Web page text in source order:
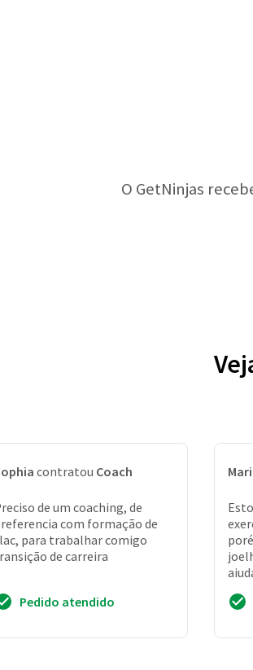
O GetNinjas
contratou Coach
de um coaching, de
com formação de
para trabalhar comigo
de carreira
Pedido atendido